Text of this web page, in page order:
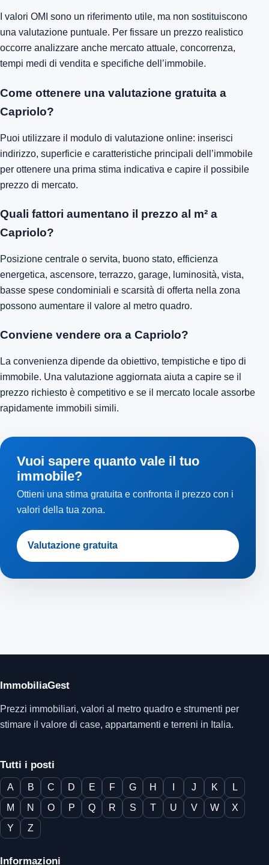
I valori OMI sono un riferimento utile, ma non sostituiscono
una valutazione puntuale. Per fissare un prezzo realistico
occorre analizzare anche mercato attuale, concorrenza,
tempi medi di vendita e specifiche dell’immobile.
Come ottenere una valutazione gratuita a
Capriolo?
Puoi utilizzare il modulo di valutazione online: inserisci
indirizzo, superficie e caratteristiche principali dell’immobile
per ottenere una prima stima indicativa e capire il possibile
prezzo di mercato.
Quali fattori aumentano il prezzo al m² a
Capriolo?
Posizione centrale o servita, buono stato, efficienza
energetica, ascensore, terrazzo, garage, luminosità, vista,
basse spese condominiali e scarsità di offerta nella zona
possono aumentare il valore al metro quadro.
Conviene vendere ora a Capriolo?
La convenienza dipende da obiettivo, tempistiche e tipo di
immobile. Una valutazione aggiornata aiuta a capire se il
prezzo richiesto è competitivo e se il mercato locale assorbe
rapidamente immobili simili.
Vuoi sapere quanto vale il tuo
immobile?
Ottieni una stima gratuita e confronta il prezzo con i
valori della tua zona.
Valutazione gratuita
ImmobiliaGest
Prezzi immobiliari, valori al metro quadro e strumenti per
stimare il valore di case, appartamenti e terreni in Italia.
Tutti i posti
A B C D E F G H J K
L
M
N O P Q R S T U V W
X
Y
Z
Informazioni